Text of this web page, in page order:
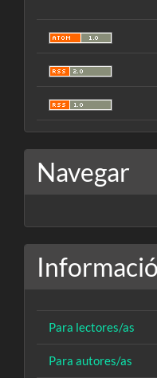
Navegar
Para lectores/as
Para autores/as